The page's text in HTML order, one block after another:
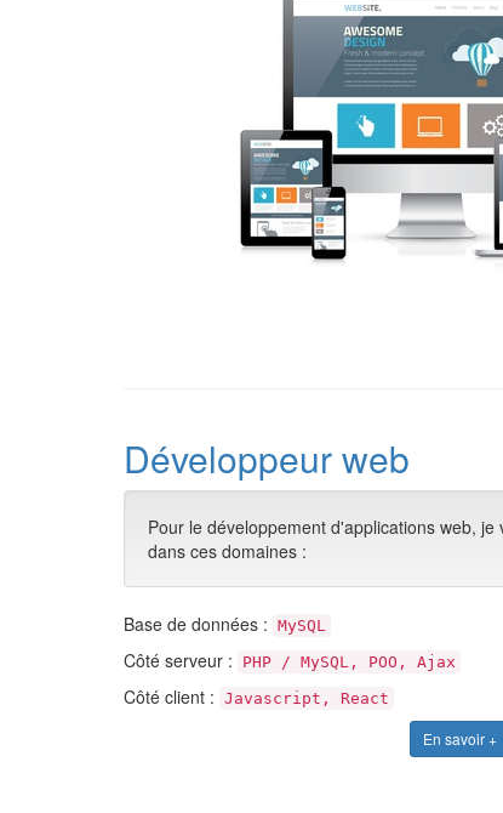
Développeur web
Pour le développement d'applications web,
dans ces domaines :
Base de données : MySQL
Côté serveur : PHP / MySQL, POO, Ajax
Côté client : Javascript, React
En savoir +